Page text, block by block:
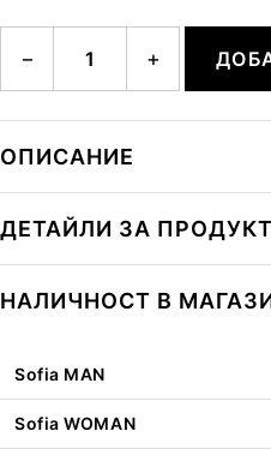
− +
ОПИСАНИЕ
ДЕТАЙЛИ ЗА
НАЛИЧНОСТ В
Sofia MAN
Sofia WOMAN